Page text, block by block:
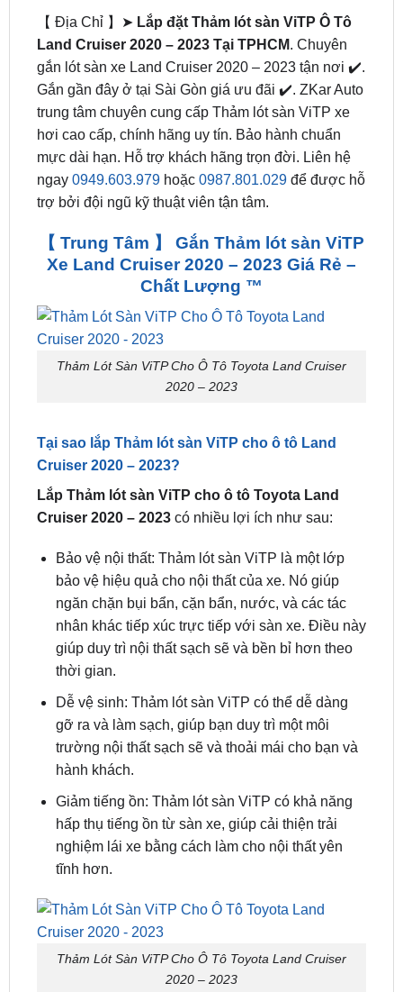
Rate this product
【 Địa Chỉ 】➤ Lắp đặt Thảm lót sàn ViTP Ô Tô
Land Cruiser 2020 – 2023 Tại TPHCM. Chuyên
gắn lót sàn xe Land Cruiser 2020 – 2023 tận nơi ✔️.
Gắn gần đây ở tại Sài Gòn giá ưu đãi ✔️. ZKar Auto
trung tâm chuyên cung cấp Thảm lót sàn ViTP xe
hơi cao cấp, chính hãng uy tín. Bảo hành chuẩn
ngay0949.603.979hoặc0987.801.029 để được hỗ
trợ bởi đội ngũ kỹ thuật viên tận tâm.
【 Trung Tâm 】 Gắn Thảm lót sàn ViTP
Xe Land Cruiser 2020 – 2023 Giá Rẻ –
Chất Lượng ™
Thảm Lót Sàn ViTP Cho Ô Tô Toyota Land Cruiser
2020 – 2023
Tại sao lắp Thảm lót sàn ViTP cho ô tô Land
Lắp Thảm lót sàn ViTP cho ô tô Toyota Land
Cruiser 2020 – 2023có nhiều lợi ích như sau:
Bảo vệ nội thất: Thảm lót sàn ViTP là một lớp
bảo vệ hiệu quả cho nội thất của xe. Nó giúp
ngăn chặn bụi bẩn, cặn bẩn, nước, và các tác
nhân khác tiếp xúc trực tiếp với sàn xe. Điều này
giúp duy trì nội thất sạch sẽ và bền bỉ hơn theo
thời gian.
Dễ vệ sinh: Thảm lót sàn ViTP có thể dễ dàng
gỡ ra và làm sạch, giúp bạn duy trì một môi
trường nội thất sạch sẽ và thoải mái cho bạn và
hành khách.
Giảm tiếng ồn: Thảm lót sàn ViTP có khả năng
nghiệm lái xe bằng cách làm cho nội thất yên
tĩnh hơn.